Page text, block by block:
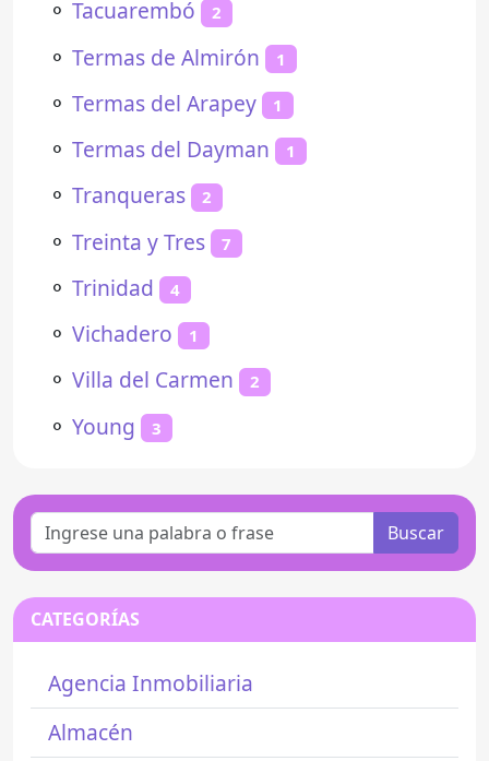
⚬ Tacuarembó 2
⚬ Termas de Almirón 1
⚬ Termas del Arapey 1
⚬ Termas del Dayman 1
⚬ Tranqueras 2
⚬ Treinta y Tres 7
⚬ Trinidad 4
⚬ Vichadero 1
⚬ Villa del Carmen 2
⚬ Young 3
Buscar
CATEGORÍAS
Agencia Inmobiliaria
Almacén